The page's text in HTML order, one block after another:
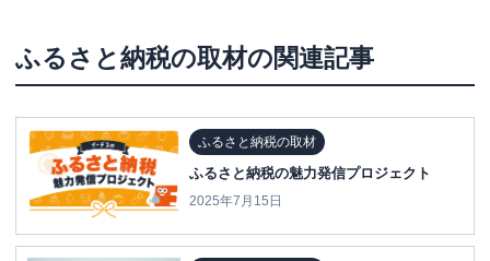
ふるさと納税の取材の関連記事
ふるさと納税の取材
ふるさと納税の魅力発信プロジェクト
2025年7月15日